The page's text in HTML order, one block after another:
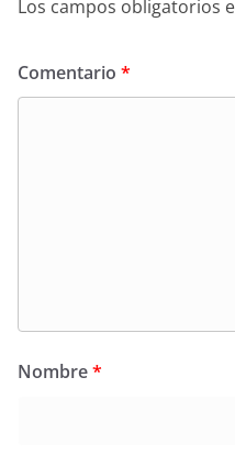
Los campos obligatorios
Comentario *
Nombre*